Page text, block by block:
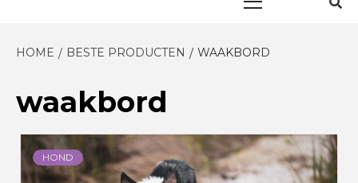
HOME BESTE PRODUCTEN WAAKBORD
waakbord
HOND